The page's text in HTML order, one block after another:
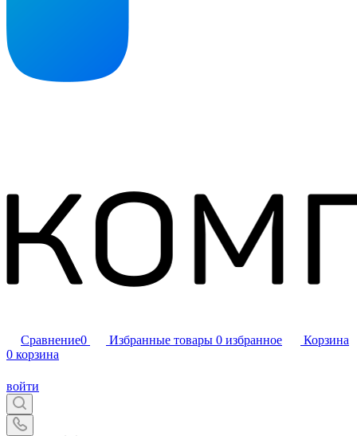
Сравнение0 Избранные товары 0 избранное
Корзина
0 корзина
войти